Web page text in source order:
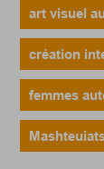
art visuel
création
femmes